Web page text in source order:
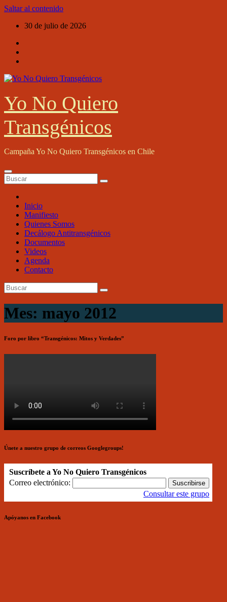
Saltar al contenido
30 de julio de 2026
Yo No Quiero
Transgénicos
Campaña Yo No Quiero Transgénicos en Chile
Inicio
Manifiesto
Quienes Somos
Decálogo Antitransgénicos
Documentos
Videos
Agenda
Contacto
Mes: mayo 2012
Foro por libro “Transgénicos: Mitos y Verdades”
Únete a nuestro grupo de correos Googlegroups!
Suscríbete a Yo No Quiero Transgénicos
Correo electrónico:
Consultar este grupo
Apóyanos en Facebook